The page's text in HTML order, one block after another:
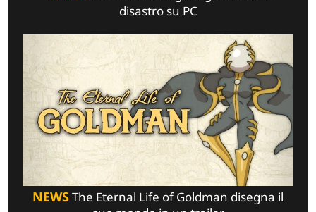
disastro su PC
NEWSThe Eternal Life of Goldman disegna il